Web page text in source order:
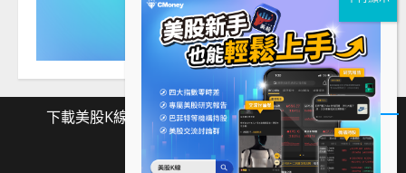
下載美股K線 Facebook Instagram Twitter
Facebook
Instagram
Twitter